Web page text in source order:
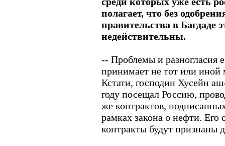
полагает, что без
правительства в Багдаде
недействительны.
-- Проблемы и разногласия
принимает не тот или иной
Кстати, господин Хусейн
году посещал Россию,
же контрактов,
рамках закона о нефти. Его
контракты будут признаны